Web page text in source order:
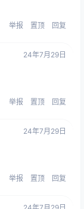
举报 置顶 回复
24年7月29日
举报 置顶 回复
24年7月29日
举报 置顶 回复